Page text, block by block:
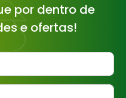
por dentro de
e ofertas!